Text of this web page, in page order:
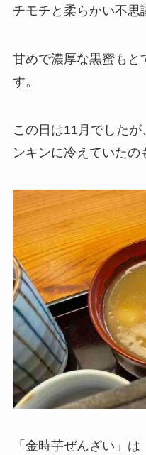
チモチと柔らかい不思
甘めで濃厚な黒蜜もと
す。
この日は11月でした
ンキンに冷えていたの
「金時芋ぜんざい」